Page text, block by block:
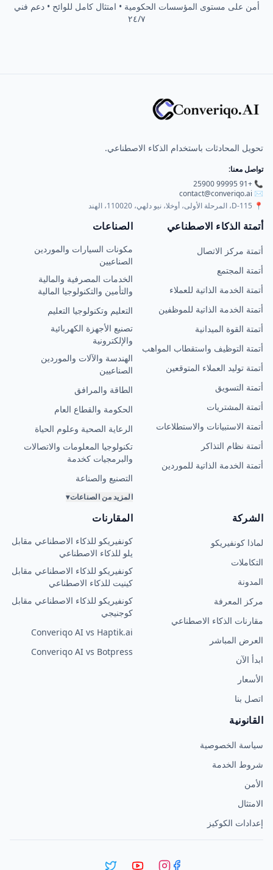
أمن على مستوى المؤسسات الحكومية • امتثال كامل للوائح • دعم فني
٢٤/٧
تحويل المحادثات باستخدام الذكاء الاصطناعي.
تواصل معنا:
📞 +91 99995 25900
✉️
contact@converiqo.ai
📍 D-115، المرحلة الأولى، أوخلا، نيو دلهي، 110020، الهند
أتمتة الذكاء الاصطناعي
أتمتة مركز الاتصال
أتمتة المجتمع
أتمتة الخدمة الذاتية للعملاء
أتمتة الخدمة الذاتية للموظفين
أتمتة القوة الميدانية
أتمتة التوظيف واستقطاب المواهب
أتمتة توليد العملاء المتوقعين
أتمتة التسويق
أتمتة المشتريات
أتمتة الاستبيانات والاستطلاعات
أتمتة نظام التذاكر
أتمتة الخدمة الذاتية للموردين
الصناعات
مكونات السيارات والموردين
الصناعيين
الخدمات المصرفية والمالية
والتأمين والتكنولوجيا المالية
التعليم وتكنولوجيا التعليم
تصنيع الأجهزة الكهربائية
والإلكترونية
الهندسة والآلات والموردين
الصناعيين
الطاقة والمرافق
الحكومة والقطاع العام
الرعاية الصحية وعلوم الحياة
تكنولوجيا المعلومات والاتصالات
والبرمجيات كخدمة
التصنيع والصناعة
المزيد من الصناعات▾
الشركة
لماذا كونفيريكو
التكاملات
المدونة
مركز المعرفة
مقارنات الذكاء الاصطناعي
العرض المباشر
ابدأ الآن
الأسعار
اتصل بنا
المقارنات
كونفيريكو للذكاء الاصطناعي مقابل
يلو للذكاء الاصطناعي
كونفيريكو للذكاء الاصطناعي مقابل
كينيت للذكاء الاصطناعي
كونفيريكو للذكاء الاصطناعي مقابل
كوجنيجي
Converiqo AI vs Haptik.ai
Converiqo AI vs Botpress
القانونية
سياسة الخصوصية
شروط الخدمة
الأمن
الامتثال
إعدادات الكوكيز